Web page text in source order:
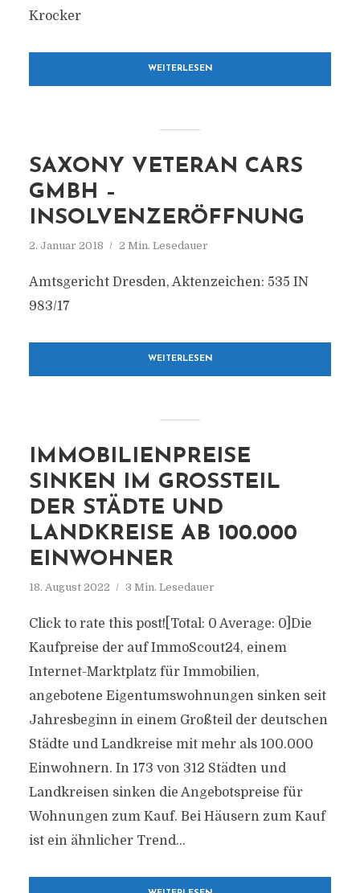
Krocker
WEITERLESEN
SAXONY VETERAN CARS
GMBH –
INSOLVENZERÖFFNUNG
2. Januar 2018 2 Min. Lesedauer
Amtsgericht Dresden, Aktenzeichen: 535 IN
983/17
WEITERLESEN
IMMOBILIENPREISE
SINKEN IM GROSSTEIL D
ER STÄDTE UND L
ANDKREISE AB 100.000 E
INWOHNER
18. August 2022 3 Min. Lesedauer
Click to rate this post![Total: 0 Average: 0]Die
Kaufpreise der auf ImmoScout24, einem
Internet-Marktplatz für Immobilien,
angebotene Eigentumswohnungen sinken seit
Jahresbeginn in einem Großteil der deutschen
Städte und Landkreise mit mehr als 100.000
Einwohnern. In 173 von 312 Städten und
Landkreisen sinken die Angebotspreise für
Wohnungen zum Kauf. Bei Häusern zum Kauf
ist ein ähnlicher Trend...